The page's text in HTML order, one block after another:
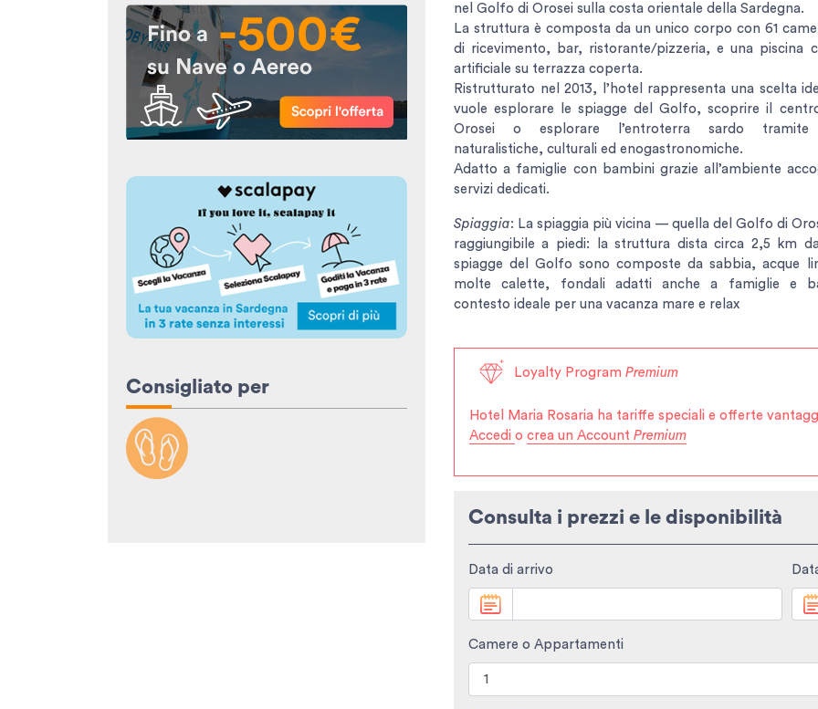
Consigliato per
nel Golfo di Orosei sulla costa orientale della Sardegna.
La struttura è composta da un unico corpo con 61
di ricevimento, bar, ristorante/pizzeria, e una piscina
artificiale su terrazza coperta.
Ristrutturato nel 2013, l’hotel rappresenta una scelta
vuole esplorare le spiagge del Golfo, scoprire il
Orosei o esplorare l’entroterra sardo tramite
naturalistiche, culturali ed enogastronomiche.
Adatto a famiglie con bambini grazie all’ambiente
servizi dedicati.
Spiaggia: La spiaggia più vicina — quella del Golfo di
raggiungibile a piedi: la struttura dista circa 2,5 km
spiagge del Golfo sono composte da sabbia, acque
molte calette, fondali adatti anche a famiglie e
contesto ideale per una vacanza mare e relax
Loyalty ProgramPremium
Hotel Maria Rosaria ha tariffe speciali e offerte
Accedi o crea un Account Premium
Consulta i prezzi e le disponibilità
Data di arrivo
Camere o Appartamenti